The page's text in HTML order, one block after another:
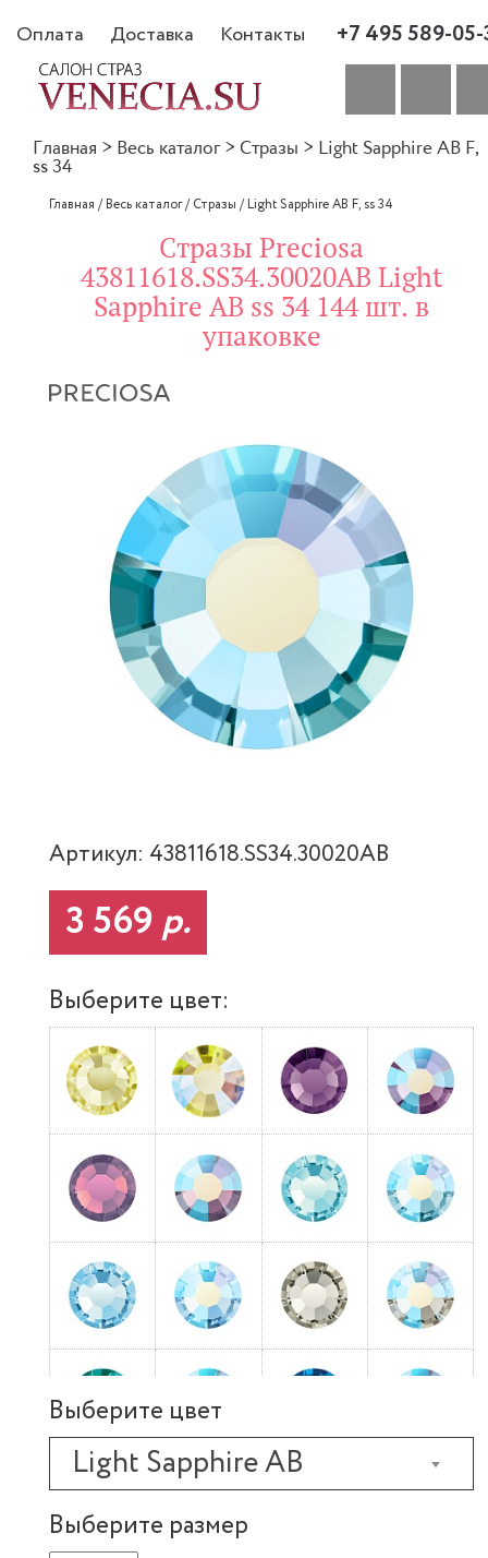
Оплата Доставка Контакты +7 495 589-
Главная > Весь каталог > Стразы > Light Sapphire AB F,
ss 34
Главная /Весь каталог/Стразы /Light Sapphire AB F, ss 34
Стразы Preciosa
43811618.SS34.30020AB Light
Sapphire AB ss 34 144 шт. в
упаковке
Артикул: 43811618.SS34.30020AB
3 569 р.
Выберите цвет:
Выберите цвет
Light Sapphire AB
Выберите размер